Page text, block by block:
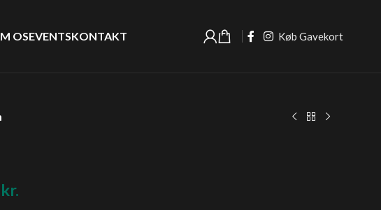
OSEVENTSKONTAKT Køb Gavekort
kr.